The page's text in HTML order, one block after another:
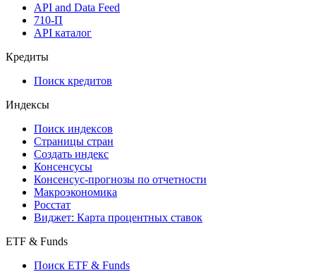
API and Data Feed
710-П
API каталог
Кредиты
Поиск кредитов
Индексы
Поиск индексов
Страницы стран
Создать индекс
Консенсусы
Консенсус-прогнозы по отчетности
Макроэкономика
Росстат
Виджет: Карта процентных ставок
ETF & Funds
Поиск ETF & Funds